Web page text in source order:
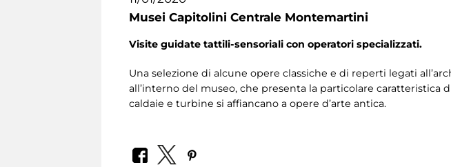
Musei Capitolini Centrale Montemartini
Visite guidate tattili-sensoriali con operatori specializzati.
Una selezione di alcune opere classiche e di reperti legati
all’interno del museo, che presenta la particolare
caldaie e turbine si affiancano a opere d’arte antica.